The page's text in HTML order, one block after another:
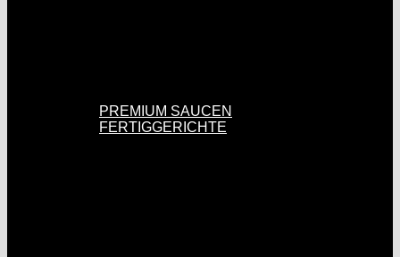
PREMIUM SAUCEN
FERTIGGERICHTE